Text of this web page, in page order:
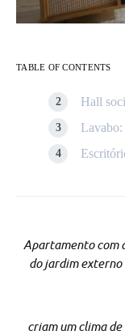
TABLE OF CONTENTS
Hall
Lavabo:
Apartamento com
do jardim externo
criam um clima